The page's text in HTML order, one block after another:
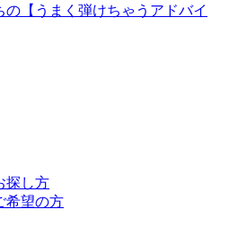
の【うまく弾けちゃうアドバイ
探し方
希望の方